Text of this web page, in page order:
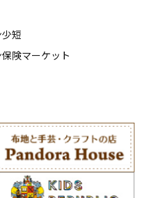
短
険マーケット